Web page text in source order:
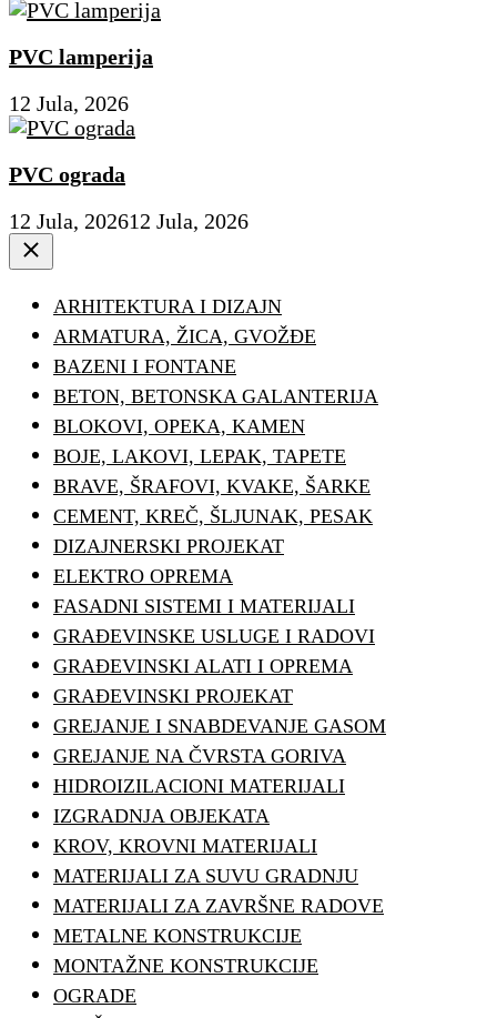
PVC lamperija
12 Jula, 2026
PVC ograda
12 Jula, 202612 Jula, 2026
Close
ARHITEKTURA I DIZAJN
ARMATURA, ŽICA, GVOŽĐE
BAZENI I FONTANE
BETON, BETONSKA GALANTERIJA
BLOKOVI, OPEKA, KAMEN
BOJE, LAKOVI, LEPAK, TAPETE
BRAVE, ŠRAFOVI, KVAKE, ŠARKE
CEMENT, KREČ, ŠLJUNAK, PESAK
DIZAJNERSKI PROJEKAT
ELEKTRO OPREMA
FASADNI SISTEMI I MATERIJALI
GRAĐEVINSKE USLUGE I RADOVI
GRAĐEVINSKI ALATI I OPREMA
GRAĐEVINSKI PROJEKAT
GREJANJE I SNABDEVANJE GASOM
GREJANJE NA ČVRSTA GORIVA
HIDROIZILACIONI MATERIJALI
IZGRADNJA OBJEKATA
KROV, KROVNI MATERIJALI
MATERIJALI ZA SUVU GRADNJU
MATERIJALI ZA ZAVRŠNE RADOVE
METALNE KONSTRUKCIJE
MONTAŽNE KONSTRUKCIJE
OGRADE